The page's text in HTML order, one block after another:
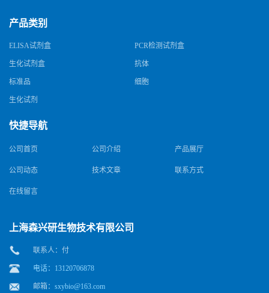
产品类别
ELISA试剂盒 PCR检测试剂盒
生化试剂盒 抗体
标准品 细胞
生化试剂
快捷导航
公司首页 公司介绍 产品展厅
公司动态 技术文章 联系方式
在线留言
上海森兴研生物技术有限公司
联系人：付
电话：13120706878
邮箱： sxybio@163.com